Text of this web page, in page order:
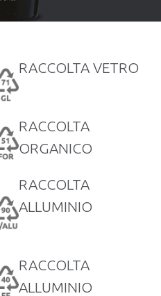
RACCOLTA VETRO
RACCOLTA
ORGANICO
RACCOLTA
ALLUMINIO
RACCOLTA
ALLUMINIO